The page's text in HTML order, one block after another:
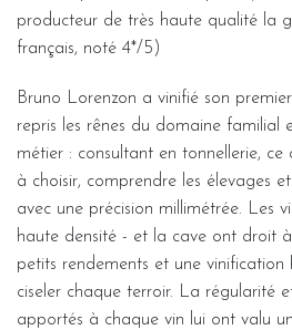
producteur de très haute qualité la
français, noté 4*/5)
Bruno Lorenzon a vinifié son
repris les rênes du domaine familial
métier : consultant en tonnellerie,
à choisir, comprendre les élevages
avec une précision millimétrée. Les
haute densité - et la cave ont droit
petits rendements et une
ciseler chaque terroir. La régularité
apportés à chaque vin lui ont valu